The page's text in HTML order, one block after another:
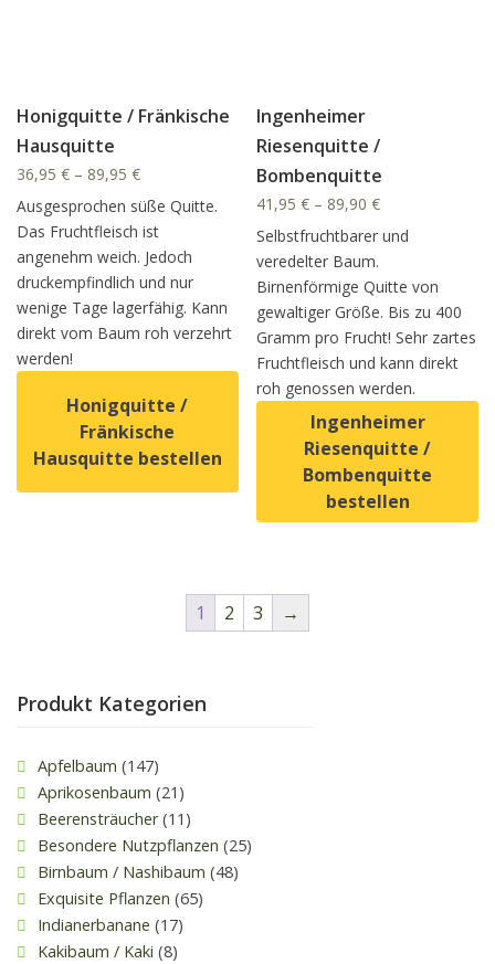
Honigquitte / Fränkische
Hausquitte
36,95 € – 89,95 €
Ausgesprochen süße Quitte.
Das Fruchtfleisch ist
angenehm weich. Jedoch
druckempfindlich und nur
wenige Tage lagerfähig. Kann
direkt vom Baum roh verzehrt
werden!
Honigquitte /
Fränkische
Hausquitte bestellen
Dieses Produkt weist mehrere Varianten auf. Die
Ingenheimer
Riesenquitte /
Bombenquitte
41,95€ – 89,90€
Selbstfruchtbarer und
veredelter Baum.
Birnenförmige Quitte von
gewaltiger Größe. Bis zu 400
Gramm pro Frucht! Sehr zartes
Fruchtfleisch und kann direkt
roh genossen werden.
Ingenheimer
Riesenquitte /
Bombenquitte
bestellen
1 2 3 →
Produkt Kategorien
Apfelbaum (147)
Aprikosenbaum (21)
Beerensträucher (11)
Besondere Nutzpflanzen (25)
Birnbaum / Nashibaum (48)
Exquisite Pflanzen (65)
Indianerbanane (17)
Kakibaum / Kaki (8)